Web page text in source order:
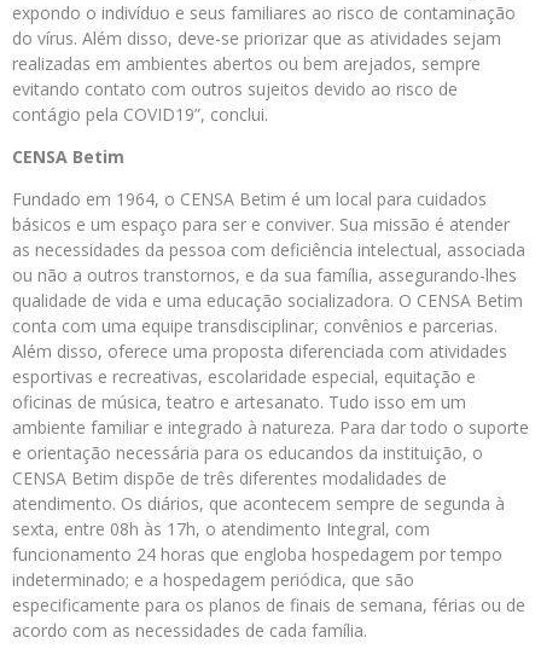
expondo o indivíduo e seus familiares ao risco de contaminação
do vírus. Além disso, deve-se priorizar que as atividades sejam
realizadas em ambientes abertos ou bem arejados, sempre
evitando contato com outros sujeitos devido ao risco de
contágio pela COVID19”, conclui.
CENSA Betim
Fundado em 1964, o CENSA Betim é um local para cuidados
básicos e um espaço para ser e conviver. Sua missão é atender
as necessidades da pessoa com deficiência intelectual, associada
ou não a outros transtornos, e da sua família, assegurando-lhes
qualidade de vida e uma educação socializadora. O CENSA Betim
conta com uma equipe transdisciplinar, convênios e parcerias.
Além disso, oferece uma proposta diferenciada com atividades
esportivas e recreativas, escolaridade especial, equitação e
oficinas de música, teatro e artesanato. Tudo isso em um
ambiente familiar e integrado à natureza. Para dar todo o suporte
e orientação necessária para os educandos da instituição, o
CENSA Betim dispõe de três diferentes modalidades de
atendimento. Os diários, que acontecem sempre de segunda à
sexta, entre 08h às 17h, o atendimento Integral, com
funcionamento 24 horas que engloba hospedagem por tempo
indeterminado; e a hospedagem periódica, que são
especificamente para os planos de finais de semana, férias ou de
acordo com as necessidades de cada família.